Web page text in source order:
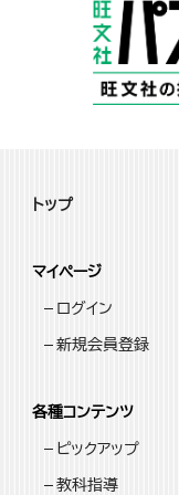
トップ
マイページ
ログイン
新規会員登録
各種コンテンツ
ピックアップ
教科指導